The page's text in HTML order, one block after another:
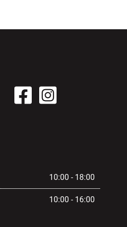
10:00 - 18:00
10:00 - 16:00